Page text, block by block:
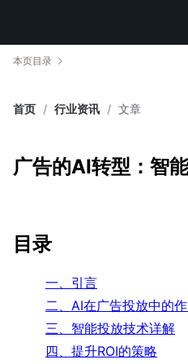
本页目录
首页 / 行业资讯 / 文章
广告的AI转型：智
目录
一、引言
二、AI在广告投放中的
三、智能投放技术详解
四、提升ROI的策略